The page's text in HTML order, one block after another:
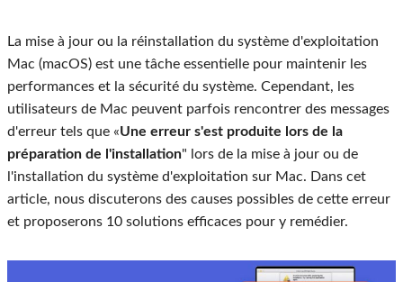
La mise à jour ou la réinstallation du système d'exploitation
Mac (macOS) est une tâche essentielle pour maintenir les
performances et la sécurité du système. Cependant, les
utilisateurs de Mac peuvent parfois rencontrer des messages
d'erreur tels que «Une erreur s'est produite lors de la
préparation de l'installation" lors de la mise à jour ou de
l'installation du système d'exploitation sur Mac. Dans cet
article, nous discuterons des causes possibles de cette erreur
et proposerons 10 solutions efficaces pour y remédier.